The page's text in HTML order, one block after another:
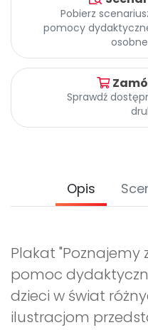
Archiwalne
Promocje
Pobierz
pomocy
Sprawdź
Opis
Plakat "Poznajemy
pomoc
dzieci w świat
ilustracjom